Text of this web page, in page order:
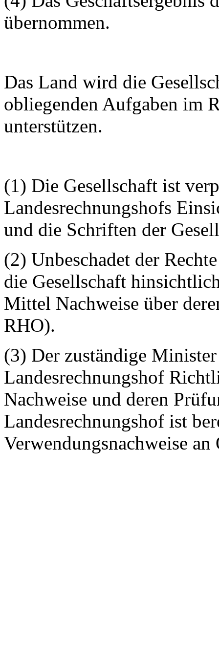
übernommen.
Das Land wird die
obliegenden Aufgaben im
unterstützen.
(1) Die Gesellschaft ist
Landesrechnungshofs
und die Schriften der
(2) Unbeschadet der
die Gesellschaft
Mittel Nachweise über
RHO).
(3) Der zuständige
Landesrechnungshof
Nachweise und deren
Landesrechnungshof ist
Verwendungsnachweise